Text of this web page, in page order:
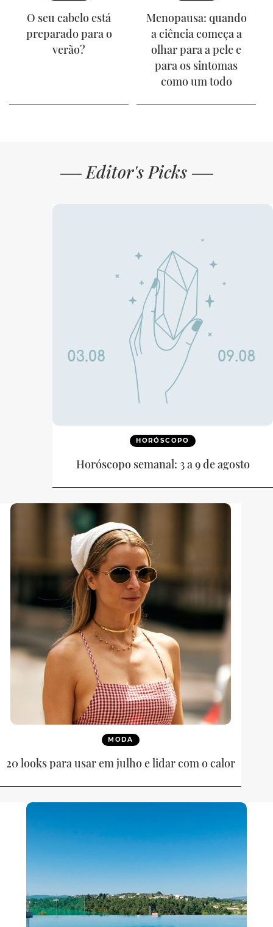
O seu cabelo está
preparado para o
verão?
Menopausa: quando
a ciência começa a
olhar para a pele e
para os sintomas
como um todo
Editor's Picks
HORÓSCOPO
Horóscopo semanal: 3 a 9 de agosto
MODA
20 looks para usar em julho e lidar com o calor